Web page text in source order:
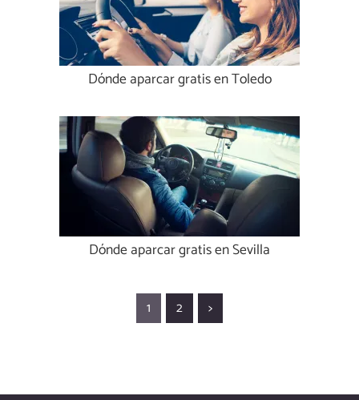
Dónde aparcar gratis en Toledo
Dónde aparcar gratis en Sevilla
1 2 >